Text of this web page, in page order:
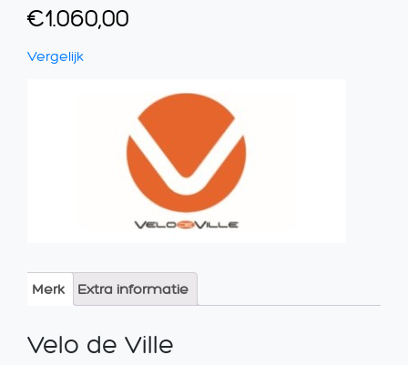
€1.060,00
Vergelijk
Merk Extra informatie
Velo de Ville